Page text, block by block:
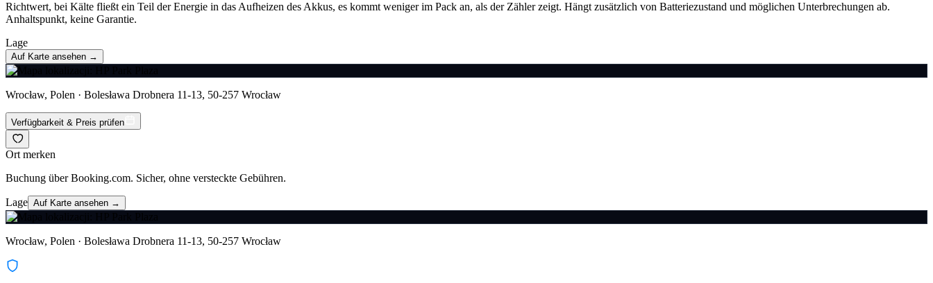
Richtwert, bei Kälte fließt ein Teil der Energie in das Aufheizen des Akkus, es kommt weniger im Pack an, als der Zähler zeigt. Hängt zusätzlich von Batteriezustand und möglichen Unterbrechungen ab.
Anhaltspunkt, keine Garantie.
Lage
Auf Karte ansehen →
Wrocław, Polen · Bolesława Drobnera 11-13, 50-257 Wrocław
Verfügbarkeit & Preis prüfen
Ort merken
Buchung über Booking.com. Sicher, ohne versteckte Gebühren.
Lage Auf Karte ansehen →
Wrocław, Polen · Bolesława Drobnera 11-13, 50-257 Wrocław